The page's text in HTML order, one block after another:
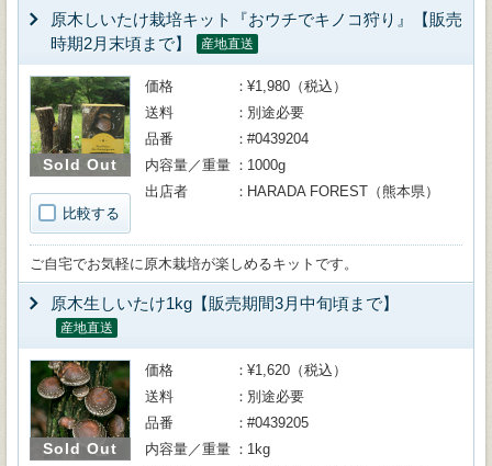
原木しいたけ栽培キット『おウチでキノコ狩り』【販売
時期2月末頃まで】
産地直送
Sold Out
比較する
価格
¥1,980（税込）
送料
別途必要
品番
#0439204
内容量／重量
1000g
出店者
HARADA FOREST（熊本県）
ご自宅でお気軽に原木栽培が楽しめるキットです。
原木生しいたけ1kg【販売期間3月中旬頃まで】
産地直送
Sold Out
価格
¥1,620（税込）
送料
別途必要
品番
#0439205
内容量／重量
1kg